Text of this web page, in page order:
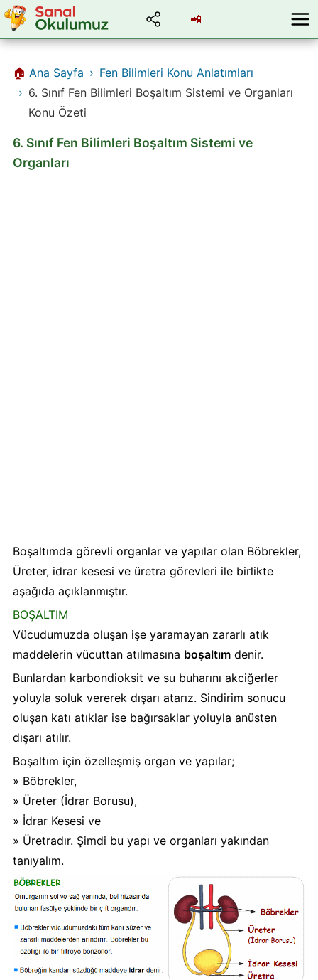
📲
🏠 Ana Sayfa
Fen Bilimleri Konu Anlatımları
6. Sınıf Fen Bilimleri Boşaltım Sistemi ve Organları
Konu Özeti
6. Sınıf Fen Bilimleri Boşaltım Sistemi ve
Organları
Boşaltımda görevli organlar ve yapılar olan Böbrekler,
Üreter, idrar kesesi ve üretra görevleri ile birlikte
aşağıda açıklanmıştır.
BOŞALTIM
Vücudumuzda oluşan işe yaramayan zararlı atık
maddelerin vücuttan atılmasına boşaltımdenir.
Bunlardan karbondioksit ve su buharını akciğerler
yoluyla soluk vererek dışarı atarız. Sindirim sonucu
oluşan katı atıklar ise bağırsaklar yoluyla anüsten
dışarı atılır.
Boşaltım için özelleşmiş organ ve yapılar;
» Böbrekler,
» Üreter (İdrar Borusu),
» İdrar Kesesi ve
» Üretradır. Şimdi bu yapı ve organları yakından
tanıyalım.